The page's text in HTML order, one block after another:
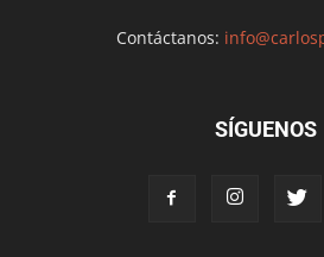
Contáctanos:
SÍGUENOS